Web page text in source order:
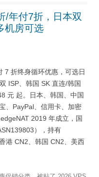
/年付7折，日本双
机房可选
7 折终身循环优惠，可选日
ISP、韩国 SK 直连/韩国
元 起。日本、韩国、中国
、PayPal、信用卡、加密
2019 年成立，国
），持有
港 CN2、韩国 CN2、美西